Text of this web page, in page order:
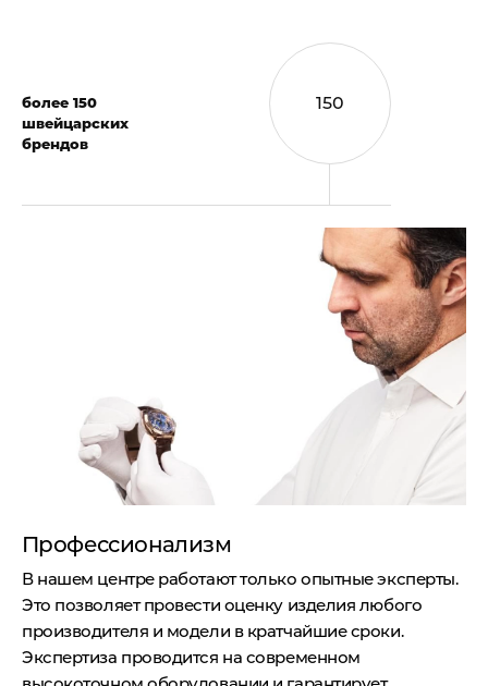
более 150
швейцарских
брендов
150
Профессионализм
В нашем центре работают только опытные эксперты.
Это позволяет провести оценку изделия любого
производителя и модели в кратчайшие сроки.
Экспертиза проводится на современном